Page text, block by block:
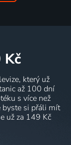
Kč
který už
až 100 dní
s více než
si přáli mít
už za 149 Kč